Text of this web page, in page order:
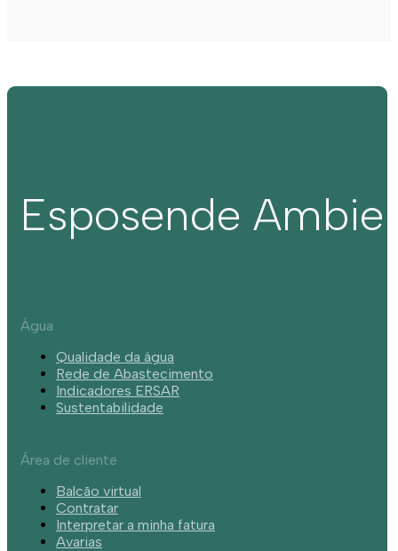
Esposende
Água
Qualidade da água
Rede de Abastecimento
Indicadores ERSAR
Sustentabilidade
Área de cliente
Balcão virtual
Contratar
Interpretar a minha fatura
Avarias